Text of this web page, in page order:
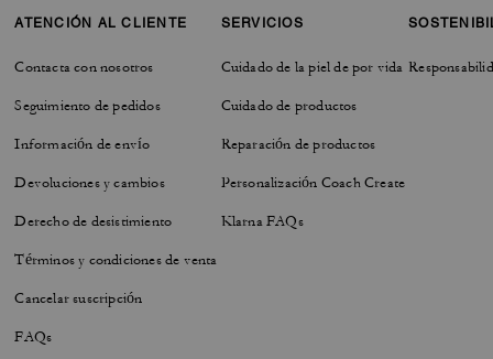
ATENCIÓN AL CLIENTE
Contacta con nosotros
Seguimiento de pedidos
Información de envío
Devoluciones y cambios
Derecho de desistimiento
Términos y condiciones de venta
Cancelar suscripción
FAQs
SERVICIOS
Cuidado de la piel de por vida
Cuidado de productos
Reparación de productos
Personalización Coach Create
Klarna FAQs